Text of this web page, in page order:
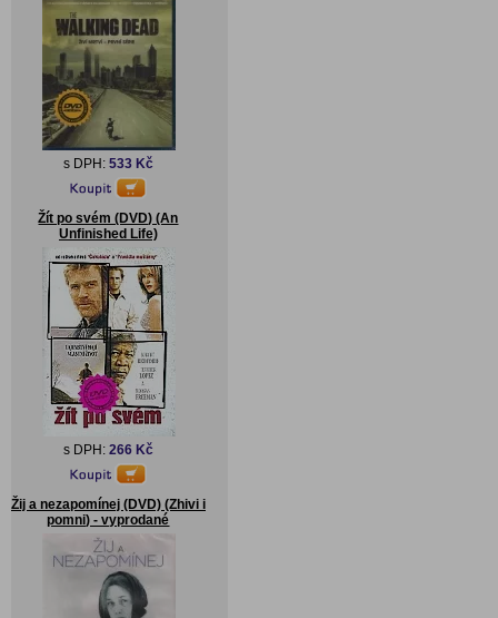
s DPH: 533 Kč
Žít po svém (DVD) (An
Unfinished Life)
s DPH: 266 Kč
Žij a nezapomínej (DVD) (Zhivi i
pomni) - vyprodané